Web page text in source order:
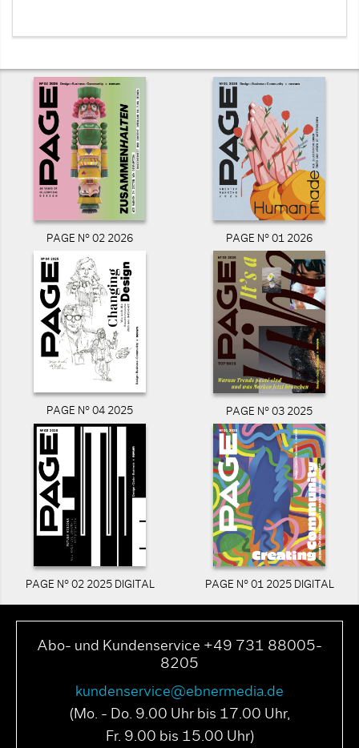
PAGE N° 02 2026 PAGE N° 01 2026
PAGE N° 04 2025 PAGE N° 03 2025
PAGE N° 02 2025 DIGITAL PAGE N° 01 2025 DIGITAL
Abo- und Kundenservice +49 731 88005-
8205
kundenservice@ebnermedia.de
(Mo. - Do. 9.00 Uhr bis 17.00 Uhr,
Fr. 9.00 bis 15.00 Uhr)